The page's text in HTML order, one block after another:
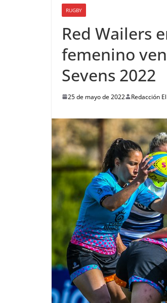
RUGBY
Red Wailers
femenino
Sevens 2022
25 de mayo de 2022 Redacción